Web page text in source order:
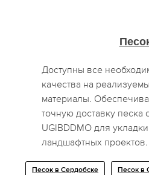
Доступны все
качества на
материалы.
точную доставку песка
UGIBDDMO для
ландшафтных проектов.
Песок в Сердобске Песок в